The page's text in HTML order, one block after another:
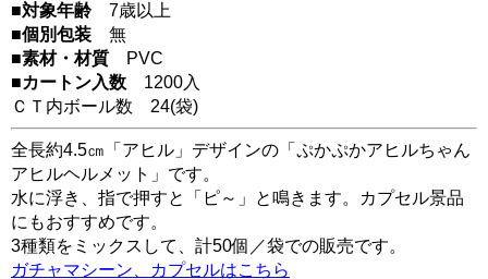
■対象年齢 7歳以上
■個別包装 無
■素材・材質 PVC
■カートン入数 1200入
ＣＴ内ボール数 24(袋)
全長約4.5㎝「アヒル」デザインの「ぷかぷかアヒルちゃん
アヒルヘルメット」です。
水に浮き、指で押すと「ピ～」と鳴きます。カプセル景品
にもおすすめです。
3種類をミックスして、計50個／袋での販売です。
ガチャマシーン、カプセルはこちら